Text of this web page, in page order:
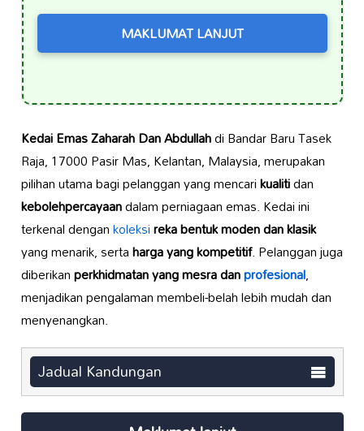
MAKLUMAT LANJUT
Kedai Emas Zaharah Dan Abdullahdi Bandar Baru Tasek
Raja, 17000 Pasir Mas, Kelantan, Malaysia, merupakan
pilihan utama bagi pelanggan yang mencarikualitidan
kebolehpercayaandalam perniagaan emas. Kedai ini
terkenal dengankoleksireka bentuk moden dan klasik
yang menarik, sertaharga yang kompetitif. Pelanggan juga
diberikanperkhidmatan yang mesra danprofesional,
menjadikan pengalaman membeli-belah lebih mudah dan
menyenangkan.
Jadual Kandungan